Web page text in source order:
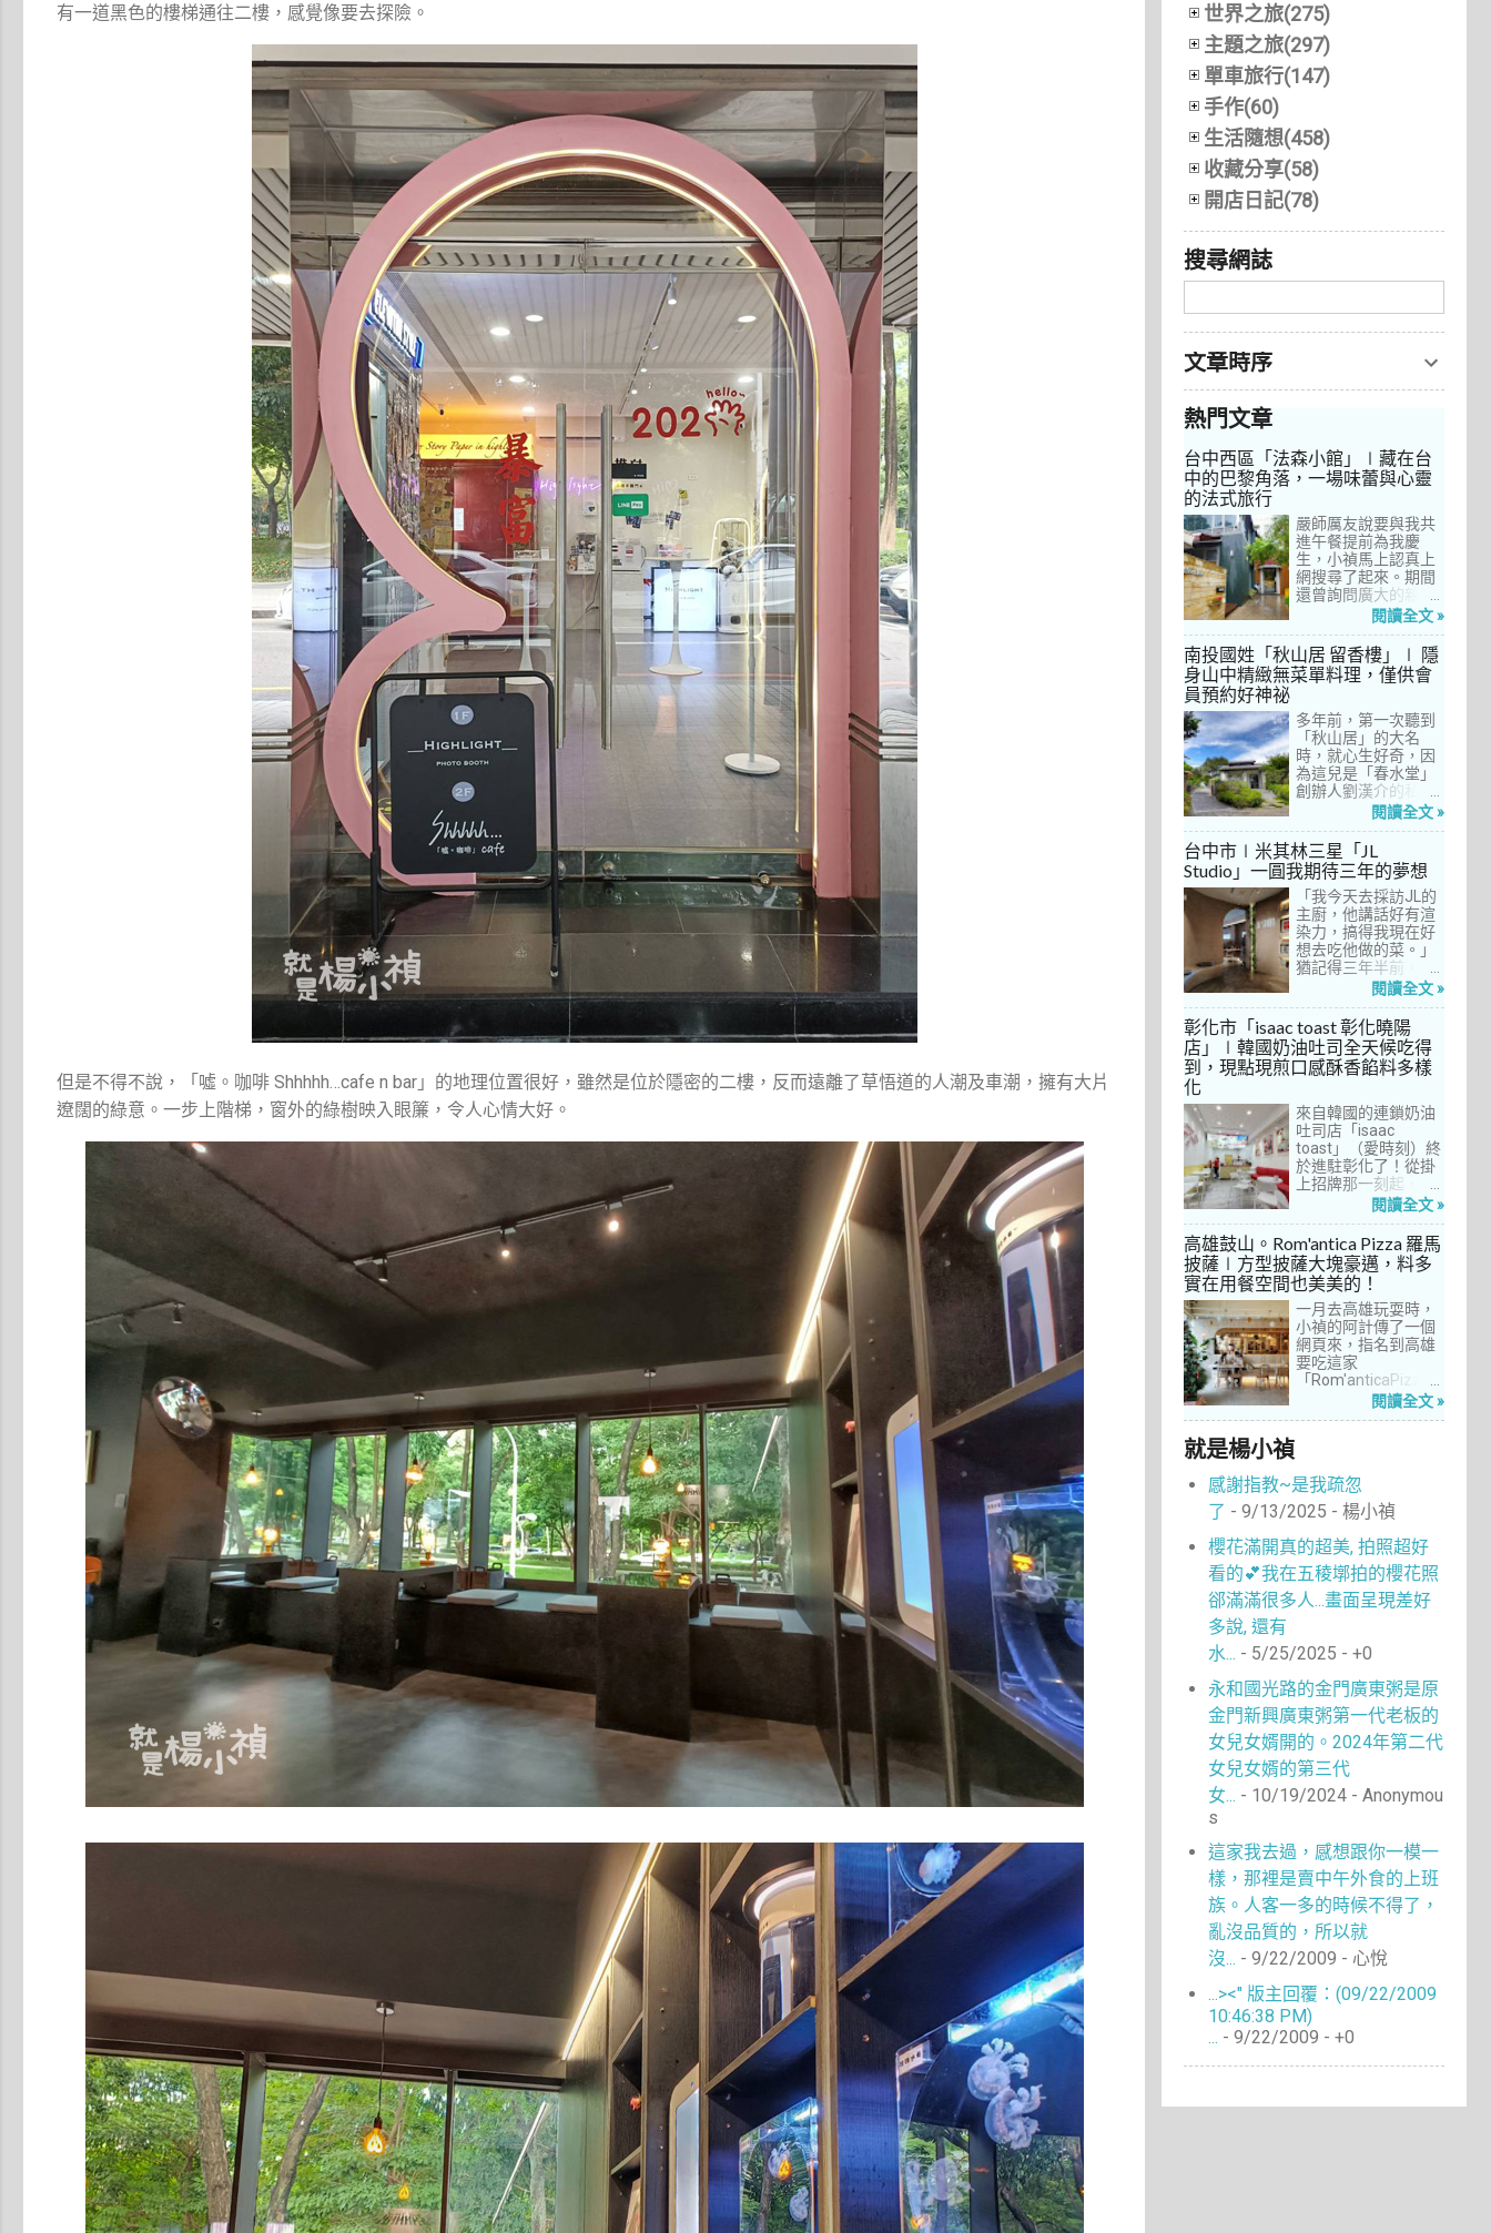
有一道黑色的樓梯通往二樓，感覺像要去探險。
但是不得不說，「噓。咖啡 Shhhhh…cafe n bar」的地理位置很好，雖然是位於隱密的二樓，反而遠離了草悟道的人潮及車潮，擁有大片
遼闊的綠意。一步上階梯，窗外的綠樹映入眼簾，令人心情大好。
世界之旅(275)
主題之旅(297)
單車旅行(147)
手作(60)
生活隨想(458)
收藏分享(58)
開店日記(78)
搜尋網誌
文章時序
熱門文章
台中西區「法森小館」∣藏在台
中的巴黎角落，一場味蕾與心靈
的法式旅行
嚴師厲友說要與我共
進午餐提前為我慶
生，小禎馬上認真上
網搜尋了起來。期間
還曾詢問廣大的親友
們有沒有推薦的餐
阿姨及桄甄老師誠懇
給我建議，其他都是
一堆來亂的！哈～ 從
宮」到台中的
「澀」，再比較了幾
間價位較親民的牛排
餐廳……，最終，小禎
選定了阿姨及表弟剛
去吃過的「法森小
館」，理由很簡單：
歐法套餐1680元起的
價位可以接受，而且
不是無菜單料理，從
開胃菜、湯品、主
菜、甜點等，通通可
以選自己喜歡的，小
禎覺得能夠自由搭配
很讚！而且「法森小
館」是台中老字號的
不斷，能夠屹立不搖
這麼多年，一定有它
的道理在呀！
閱讀全文 »
南投國姓「秋山居 留香樓」∣ 隱
身山中精緻無菜單料理，僅供會
員預約好神祕
多年前，第一次聽到
「秋山居」的大名
時，就心生好奇，因
為這兒是「春水堂」
創辦人劉漢介的私人
招待所，只對會員開
自從十多年前搬回彰
化之後，小禎才開始
上春水堂吃飯、喝
茶，有一度還把春水
堂當麵店在吃，每週
到台中上課時，總忍
不住奔入春水堂，點
上一碗「XO醬拌麵」
搭配一杯茶飲，後來
也嘗試過其他茶點，
對春水堂的餐飲很有
信心。因此，一得知
秋山居是春水堂創辦
人開設的，感覺就是
食的小禎而言，自然
深具吸引力。
閱讀全文 »
台中市∣米其林三星「JL
Studio」一圓我期待三年的夢想
「我今天去採訪JL的
主廚，他講話好有渲
染力，搞得我現在好
想去吃他做的菜。」
猶記得三年半前，當
米其林評鑑要來台中
做了一次得獎預測，
於是我因為工作踏入
JL Studio，當天回家
之後，我就迫不及待
從事美食採訪20多
年，只採訪沒吃的店
也不計其數，但從沒
有一家餐廳讓我這樣
充滿渴望，留下「真
的好想吃吃看」的懸
閱讀全文 »
彰化市「isaac toast 彰化曉陽
店」∣韓國奶油吐司全天候吃得
到，現點現煎口感酥香餡料多樣
化
來自韓國的連鎖奶油
吐司店「isaac
toast」（愛時刻）終
於進駐彰化了！從掛
上招牌那一刻起，小
禎就想著找時間來吃
家連鎖店許久，只是
每次去台中誘惑實在
太多了！就……，這一
次離家這麼近，不來
吃真的說不過去。
閱讀全文 »
高雄鼓山。Rom'antica Pizza 羅馬
披薩∣方型披薩大塊豪邁，料多
實在用餐空間也美美的！
一月去高雄玩耍時，
小禎的阿計傳了一個
網頁來，指名到高雄
要吃這家
「Rom'anticaPizza
羅馬披薩」，看了圖
少披薩店，一字排開
的各式披薩看起來琳
瑯滿目，走進店內就
能點上一塊喜愛的口
味大快朵頤，真的好
懷念啊！沒想到台灣
也有類似的披薩店。
走！就到高雄吃披薩
閱讀全文 »
就是楊小禎
感謝指教~是我疏忽
了 - 9/13/2025 - 楊小禎
櫻花滿開真的超美, 拍照超好
看的💕我在五稜墎拍的櫻花照
郤滿滿很多人...畫面呈現差好
多說, 還有
水... - 5/25/2025 - +0
永和國光路的金門廣東粥是原
金門新興廣東粥第一代老板的
女兒女婿開的。2024年第二代
女兒女婿的第三代
女... - 10/19/2024 - Anonymou
s
這家我去過，感想跟你一模一
樣，那裡是賣中午外食的上班
族。人客一多的時候不得了，
亂沒品質的，所以就
沒... - 9/22/2009 - 心悅
...><" 版主回覆：(09/22/2009
10:46:38 PM)
... - 9/22/2009 - +0